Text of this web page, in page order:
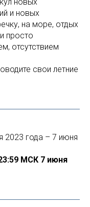
и новых
на море, отдых
просто
отсутствием
свои летние
2023 года – 7 июня
МСК 7 июня